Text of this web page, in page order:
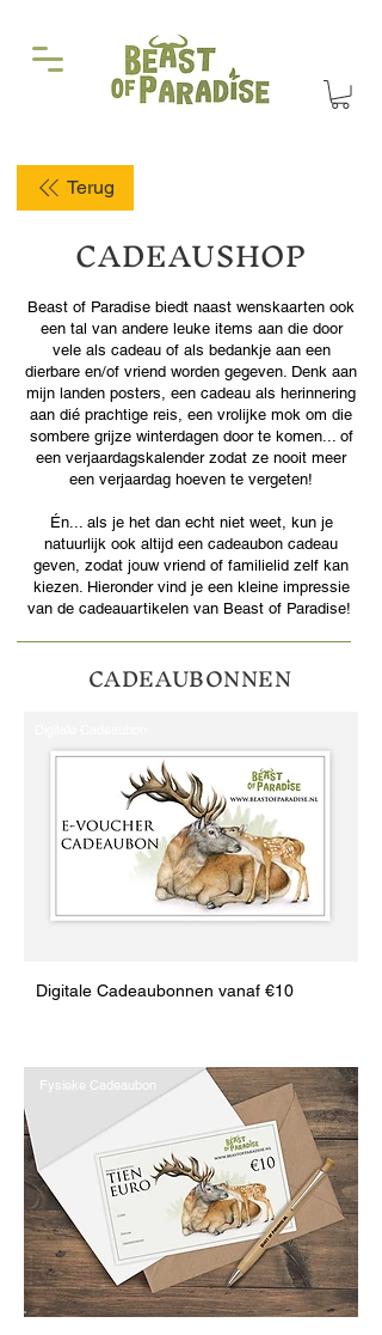
Terug
CADEAUSHOP
Beast of Paradise biedt naast wenskaarten ook
een tal van andere leuke items aan die door
vele als cadeau of als bedankje aan een
dierbare en/of vriend worden gegeven. Denk aan
mijn landen posters, een cadeau als herinnering
aan dié prachtige reis, een vrolijke mok om die
sombere grijze winterdagen door te komen... of
een verjaardagskalender zodat ze nooit meer
een verjaardag hoeven te vergeten!
Én... als je het dan echt niet weet, kun je
natuurlijk ook altijd een cadeaubon cadeau
geven, zodat jouw vriend of familielid zelf kan
kiezen. Hieronder vind je een kleine impressie
van de cadeauartikelen van Beast of Paradise!
CADEAUBONNEN
Digitale Cadeaubonnen vanaf €10
Fysieke Cadeaubon